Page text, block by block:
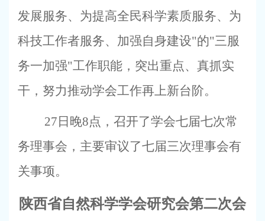
发展服务、为提高全民科学素质服务、为
科技工作者服务、加强自身建设"的"三服
务一加强"工作职能，突出重点、真抓实
干，努力推动学会工作再上新台阶。
27 日晚8点，召开了学会七届七次常
务理事会，主要审议了七届三次理事会有
关事项。
陕西省自然科学学会研究会第二次会